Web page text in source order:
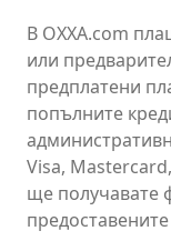
В OXXA.com
или
предплатени
попълните
Visa,
ще получавате